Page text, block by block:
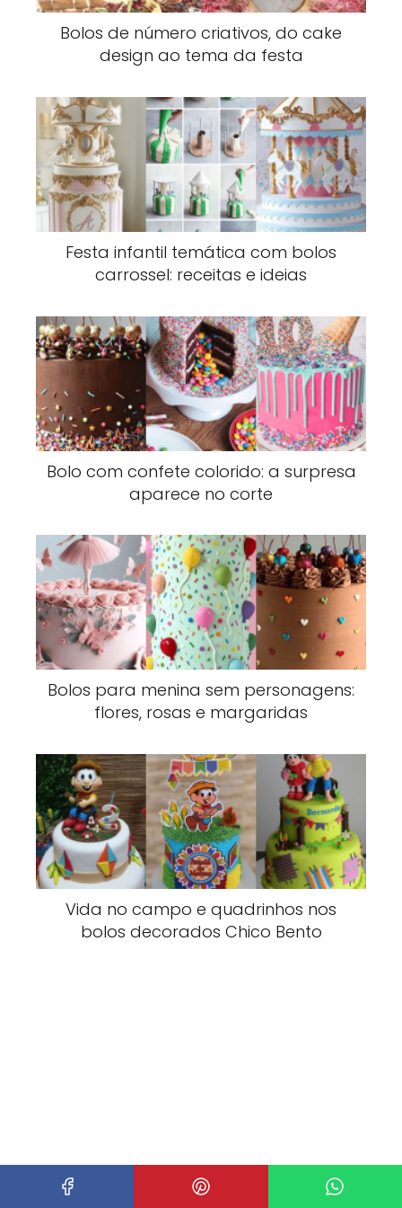
Bolos de número criativos, do cake
design ao tema da festa
Festa infantil temática com bolos
carrossel: receitas e ideias
Bolo com confete colorido: a surpresa
aparece no corte
Bolos para menina sem personagens:
flores, rosas e margaridas
Vida no campo e quadrinhos nos
bolos decorados Chico Bento